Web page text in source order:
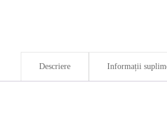
Descriere Informații